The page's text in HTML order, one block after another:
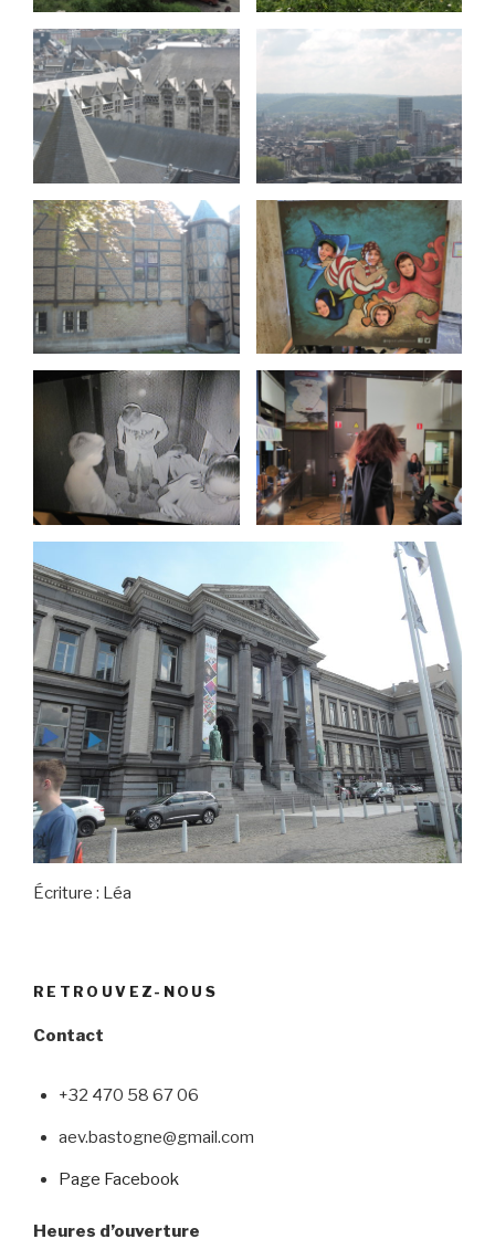
Écriture : Léa
RETROUVEZ-NOUS
Contact
+32 470 58 67 06
aev.bastogne@gmail.com
Page Facebook
Heures d’ouverture